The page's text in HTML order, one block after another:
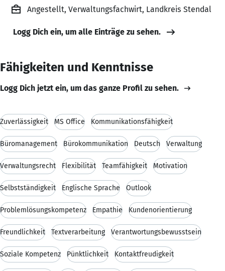
Angestellt, Verwaltungsfachwirt, Landkreis Stendal
Logg Dich ein, um alle Einträge zu sehen.
Fähigkeiten und Kenntnisse
Logg Dich jetzt ein, um das ganze Profil zu sehen.
Zuverlässigkeit MS Office Kommunikationsfähigkeit
Büromanagement Bürokommunikation Deutsch Verwaltung
Verwaltungsrecht Flexibilität Teamfähigkeit Motivation
Selbstständigkeit Englische Sprache Outlook
Problemlösungskompetenz Empathie Kundenorientierung
Freundlichkeit Textverarbeitung Verantwortungsbewusstsein
Soziale Kompetenz Pünktlichkeit Kontaktfreudigkeit